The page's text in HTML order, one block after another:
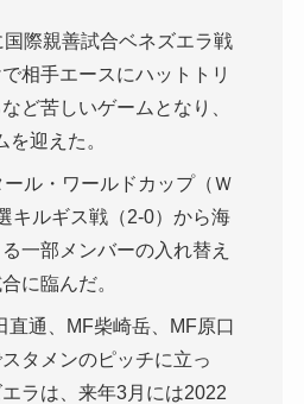
国際親善試合ベネズエラ戦
相手エースにハットトリ
ど苦しいゲームとなり、
迎えた。
ル・ワールドカップ（Ｗ
キルギス戦（2-0）から海
一部メンバーの入れ替え
に臨んだ。
直通、MF柴崎岳、MF原口
タメンのピッチに立っ
ラは、来年3月には2022